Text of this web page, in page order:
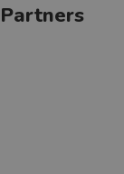
Partners